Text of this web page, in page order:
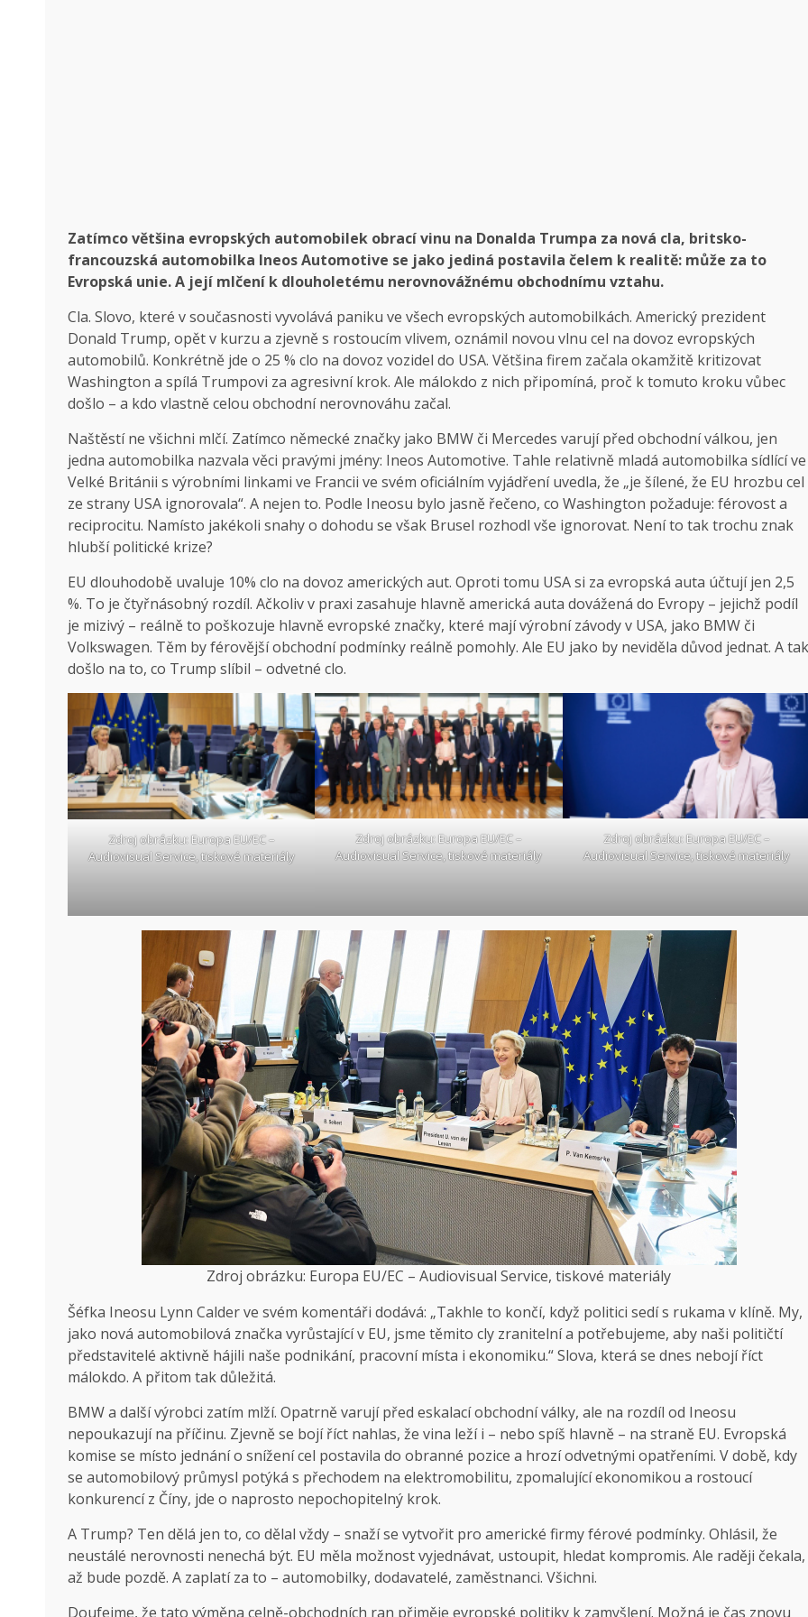
Zatímco většina evropských automobilek obrací vinu na Donalda Trumpa za nová cla, britsko-
francouzská automobilka Ineos Automotive se jako jediná postavila čelem k realitě: může za to
Evropská unie. A její mlčení k dlouholetému nerovnovážnému obchodnímu vztahu.
Cla. Slovo, které v současnosti vyvolává paniku ve všech evropských automobilkách. Americký prezident
Donald Trump, opět v kurzu a zjevně s rostoucím vlivem, oznámil novou vlnu cel na dovoz evropských
automobilů. Konkrétně jde o 25 % clo na dovoz vozidel do USA. Většina firem začala okamžitě kritizovat
Washington a spílá Trumpovi za agresivní krok. Ale málokdo z nich připomíná, proč k tomuto kroku vůbec
došlo – a kdo vlastně celou obchodní nerovnováhu začal.
Naštěstí ne všichni mlčí. Zatímco německé značky jako BMW či Mercedes varují před obchodní válkou, jen
jedna automobilka nazvala věci pravými jmény: Ineos Automotive. Tahle relativně mladá automobilka sídlící ve
Velké Británii s výrobními linkami ve Francii ve svém oficiálním vyjádření uvedla, že „je šílené, že EU hrozbu cel
ze strany USA ignorovala“. A nejen to. Podle Ineosu bylo jasně řečeno, co Washington požaduje: férovost a
reciprocitu. Namísto jakékoli snahy o dohodu se však Brusel rozhodl vše ignorovat. Není to tak trochu znak
hlubší politické krize?
EU dlouhodobě uvaluje 10% clo na dovoz amerických aut. Oproti tomu USA si za evropská auta účtují jen 2,5
%. To je čtyřnásobný rozdíl. Ačkoliv v praxi zasahuje hlavně americká auta dovážená do Evropy – jejichž podíl
je mizivý – reálně to poškozuje hlavně evropské značky, které mají výrobní závody v USA, jako BMW či
Volkswagen. Těm by férovější obchodní podmínky reálně pomohly. Ale EU jako by neviděla důvod jednat. A tak
došlo na to, co Trump slíbil – odvetné clo.
Zdroj obrázku: Europa EU/EC –
Audiovisual Service, tiskové materiály
Zdroj obrázku: Europa EU/EC –
Audiovisual Service, tiskové materiály
Zdroj obrázku: Europa EU/EC –
Audiovisual Service, tiskové materiály
Zdroj obrázku: Europa EU/EC – Audiovisual Service, tiskové materiály
Šéfka Ineosu Lynn Calder ve svém komentáři dodává: „Takhle to končí, když politici sedí s rukama v klíně. My,
jako nová automobilová značka vyrůstající v EU, jsme těmito cly zranitelní a potřebujeme, aby naši političtí
představitelé aktivně hájili naše podnikání, pracovní místa i ekonomiku.“ Slova, která se dnes nebojí říct
málokdo. A přitom tak důležitá.
BMW a další výrobci zatím mlží. Opatrně varují před eskalací obchodní války, ale na rozdíl od Ineosu
nepoukazují na příčinu. Zjevně se bojí říct nahlas, že vina leží i – nebo spíš hlavně – na straně EU. Evropská
komise se místo jednání o snížení cel postavila do obranné pozice a hrozí odvetnými opatřeními. V době, kdy
se automobilový průmysl potýká s přechodem na elektromobilitu, zpomalující ekonomikou a rostoucí
konkurencí z Číny, jde o naprosto nepochopitelný krok.
A Trump? Ten dělá jen to, co dělal vždy – snaží se vytvořit pro americké firmy férové podmínky. Ohlásil, že
neustálé nerovnosti nenechá být. EU měla možnost vyjednávat, ustoupit, hledat kompromis. Ale raději čekala,
až bude pozdě. A zaplatí za to – automobilky, dodavatelé, zaměstnanci. Všichni.
Doufejme, že tato výměna celně-obchodních ran přiměje evropské politiky k zamyšlení. Možná je čas znovu